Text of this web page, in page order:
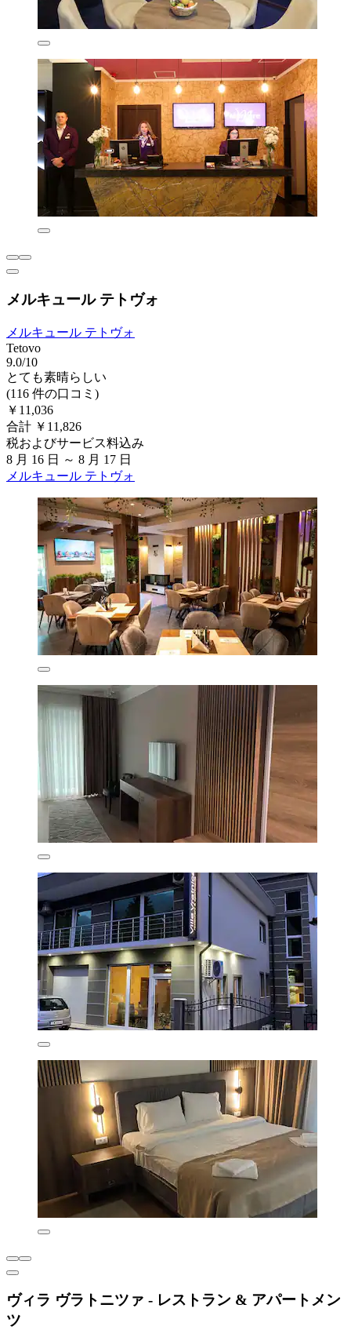
メルキュール テトヴォ
メルキュール テトヴォ
Tetovo
9.0/10
とても素晴らしい
(116 件の口コミ)
￥11,036
合計 ￥11,826
税およびサービス料込み
8 月 16 日 ～ 8 月 17 日
メルキュール テトヴォ
ヴィラ ヴラトニツァ - レストラン & アパートメン
ツ